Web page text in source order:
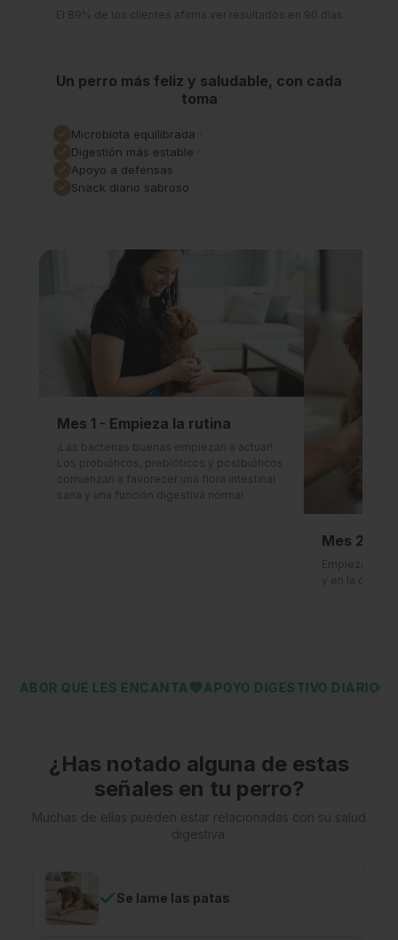
El 89% de los clientes afirma ver resultados en 90 días
Un perro más feliz y saludable, con cada
toma
Microbiota equilibrada ·
Digestión más estable ·
Apoyo a defensas
Snack diario sabroso
Mes 1 - Empieza la rutina
¡Las bacterias buenas empiezan a actuar!
Los probióticos, prebióticos y postbióticos
comienzan a favorecer una flora intestinal
sana y una función digestiva normal.
Mes 2 -
Empiezan a
y en la
LES ENCANTA💚APOYO DIGESTIVO DIARIO🐶BIENESTAR
¿Has notado alguna de estas
señales en tu perro?
Muchas de ellas pueden estar relacionadas con su salud
digestiva.
Se lame las patas